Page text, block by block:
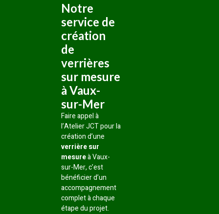
Notre
service de
création
de
verrières
sur mesure
à Vaux-
sur-Mer
Faire appel à
l’Atelier JCT pour la
création d’une
verrière sur
mesureà Vaux-
sur-Mer, c’est
bénéficier d’un
accompagnement
complet à chaque
étape du projet.